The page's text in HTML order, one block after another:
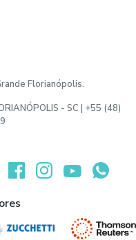
Florianópolis.
- SC | +55 (48)
por: